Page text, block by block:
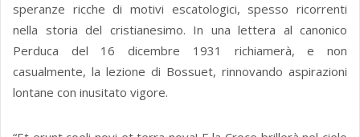
speranze ricche di motivi escatologici, spesso ricorrenti
nella storia del cristianesimo. In una lettera al canonico
Perduca del 16 dicembre 1931 richiamerà, e non
casualmente, la lezione di Bossuet, rinnovando aspirazioni
lontane con inusitato vigore.